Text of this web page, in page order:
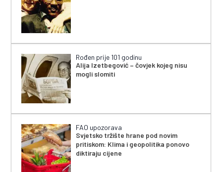
Rođen prije 101 godinu
Alija Izetbegović – čovjek kojeg nisu
mogli slomiti
FAO upozorava
Svjetsko tržište hrane pod novim
pritiskom: Klima i geopolitika ponovo
diktiraju cijene